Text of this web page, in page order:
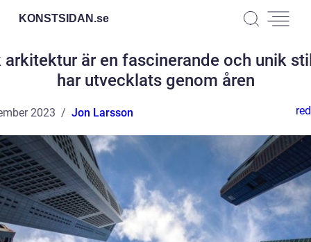
KONSTSIDAN.se
arkitektur är en fascinerande och unik
har utvecklats genom åren
2023 Jon Larsson